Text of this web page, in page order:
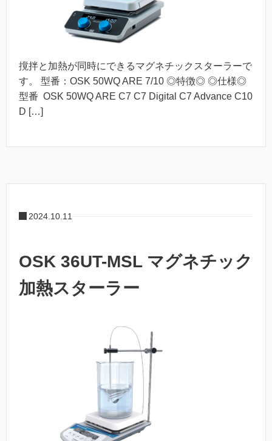
撹拌と加熱が同時にできるマグネチックスターラーで
す。 型番：OSK 50WQ ARE 7/10 ◎特徴◎ ◎仕様◎
型番 OSK 50WQ ARE C7 C7 Digital C7 Advance C10
D […]
2024.10.11
OSK 36UT-MSL マグネチック
加熱スターラー